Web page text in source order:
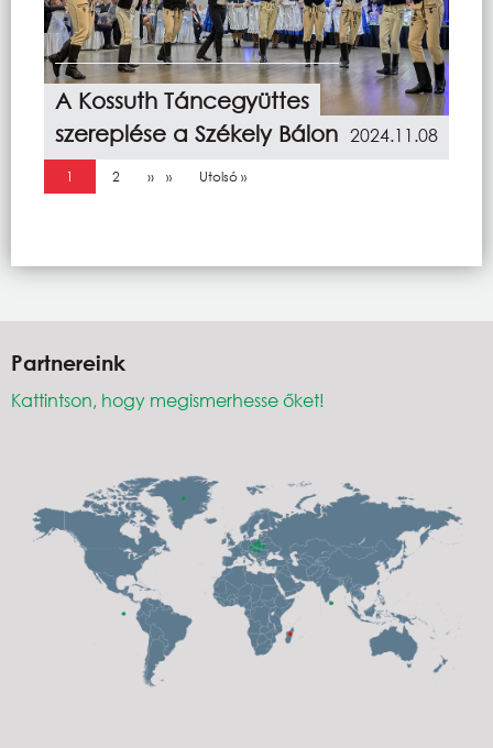
A Kossuth Táncegyüttes
szereplése a Székely Bálon 2024.11.08
Oldalszámozás
Jelenlegi oldal
1 Oldal
2 Következő oldal
›› Utolsó oldal
Utolsó »
Partnereink
Kattintson, hogy megismerhesse őket!